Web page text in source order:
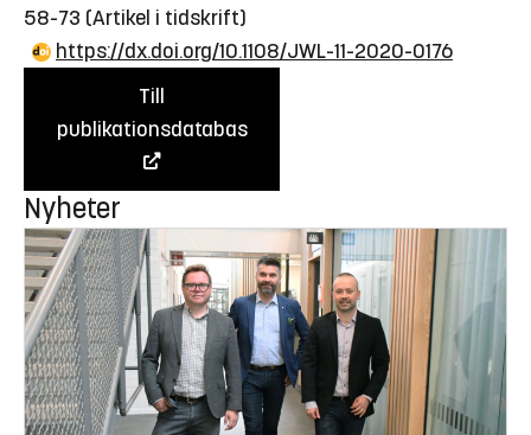
58-73 (Artikel i tidskrift)
https://dx.doi.org/10.1108/JWL-11-2020-0176
Till
publikationsdatabas
Nyheter